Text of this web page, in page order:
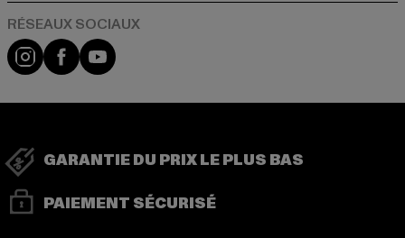
Visit our Instagram page:
Visit our Facebook page:
Visit our YouTube channel:
GARANTIE DU PRIX LE PLUS BAS
PAIEMENT SÉCURISÉ